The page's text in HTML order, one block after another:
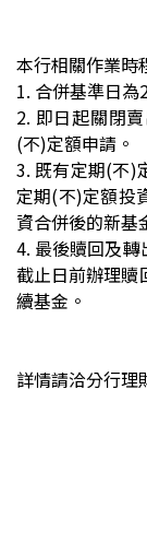
本行相關作業時
1. 合併基準日為
2. 即日起關閉
(不)定額申請。
3. 既有定期(不)
定期(不)定額投
資合併後的新基
4. 最後贖回及轉
截止日前辦理贖
續基金。
詳情請洽分行理